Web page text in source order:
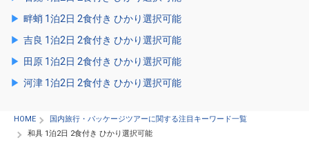
畔蛸 1泊2日 2食付き ひかり選択可能
吉良 1泊2日 2食付き ひかり選択可能
田原 1泊2日 2食付き ひかり選択可能
河津 1泊2日 2食付き ひかり選択可能
HOME
国内旅行・パッケージツアーに関する注目キーワード一覧
和具 1泊2日 2食付き ひかり選択可能